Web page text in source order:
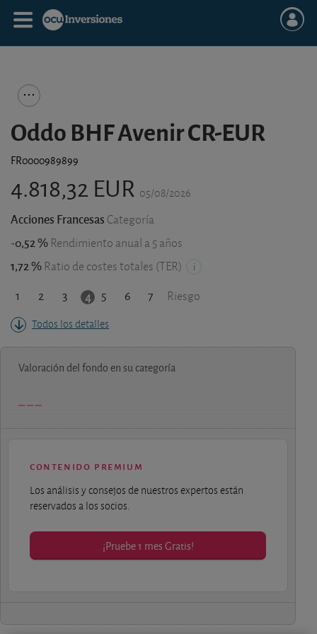
Oddo BHF Avenir CR-EUR
FR0000989899
4.818,32 EUR 05/08/2026
Acciones Francesas Categoría
-0,52 % Rendimiento anual a 5 años
1,72 % Ratio de costes totales (TER)
1 2 3 4 5 6 7 Riesgo
Todos los detalles
Valoración del fondo en su categoría
contenido premium
Los análisis y consejos de nuestros expertos están
reservados a los socios.
¡Pruebe 1 mes Gratis!